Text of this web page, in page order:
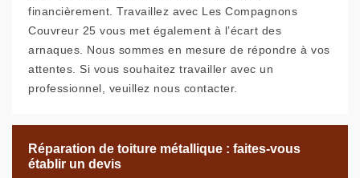
financièrement. Travaillez avec Les Compagnons
Couvreur 25 vous met également à l’écart des
arnaques. Nous sommes en mesure de répondre à vos
attentes. Si vous souhaitez travailler avec un
professionnel, veuillez nous contacter.
Réparation de toiture métallique : faites-vous
établir un devis